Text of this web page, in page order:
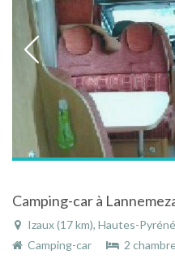
Izaux (17 km), Hautes-
Camping-car
2